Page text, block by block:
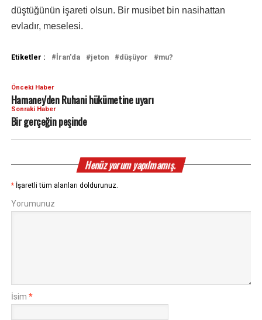
düştüğünün işareti olsun. Bir musibet bin nasihattan
evladır, meselesi.
Etiketler : İran'da jeton düşüyor mu?
Önceki Haber
Hamaney'den Ruhani hükümetine uyarı
Sonraki Haber
Bir gerçeğin peşinde
Henüz yorum yapılmamış.
* İşaretli tüm alanları doldurunuz.
Yorumunuz
İsim *